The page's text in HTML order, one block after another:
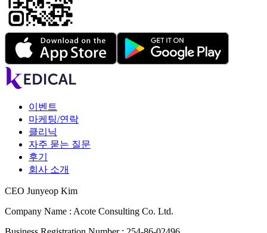
이벤트
마케팅/연락
클리닉
자주 묻는 질문
후기
회사 소개
CEO Junyeop Kim
Company Name : Acote Consulting Co. Ltd.